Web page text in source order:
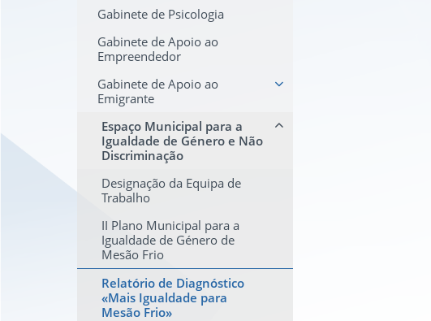
Gabinete de Psicologia
Gabinete de Apoio ao
Empreendedor
Gabinete de Apoio ao
Emigrante
Espaço Municipal para a
Igualdade de Género e Não
Discriminação
Designação da Equipa de
Trabalho
II Plano Municipal para a
Igualdade de Género de
Mesão Frio
Relatório de Diagnóstico
«Mais Igualdade para
Mesão Frio»